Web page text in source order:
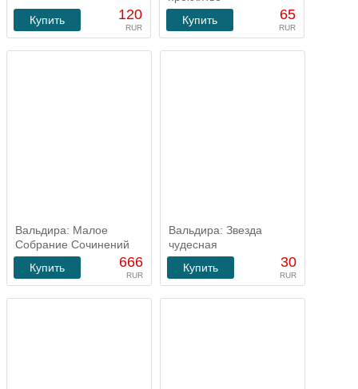
120
RUR
Купить 65
RUR
Купить
Вальдира: Малое
Собрание Сочинений
666
RUR
Купить
Вальдира: Звезда
чудесная
30
RUR
Купить